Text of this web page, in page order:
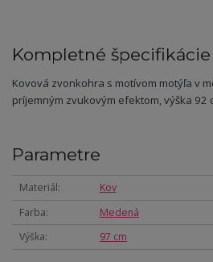
Kompletné špecifikácie
Kovová zvonkohra s motívom motýľa v
príjemným zvukovým efektom, výška 92
Parametre
Materiál
Kov
Farba
Medená
Výška
97 cm